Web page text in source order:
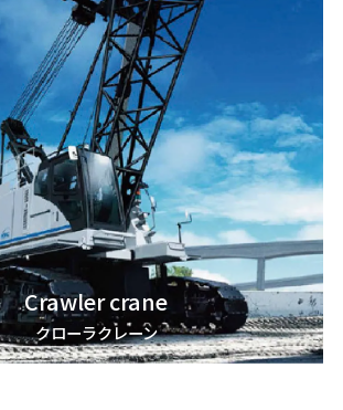
Crawler crane
クローラクレーン